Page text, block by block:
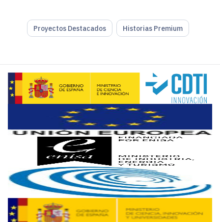
También destacan el servicio al cliente, puesto que su
combate con una interacción continua la
Muchas fábricas poseen elementos físicos con
Proyectos Destacados Historias Premium